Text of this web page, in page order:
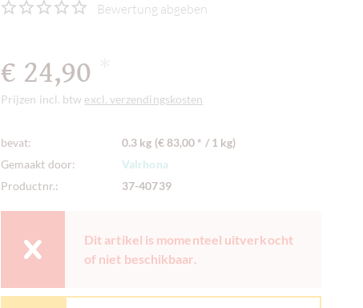
Bewertung abgeben
€ 24,90
Prijzen incl. btw excl. verzendingskosten
bevat:
0.3 kg (€ 83,00 * / 1 kg)
Gemaakt door:
Valrhona
Productnr.:
37-40739
Dit artikel is momenteel uitverkocht
of niet beschikbaar.